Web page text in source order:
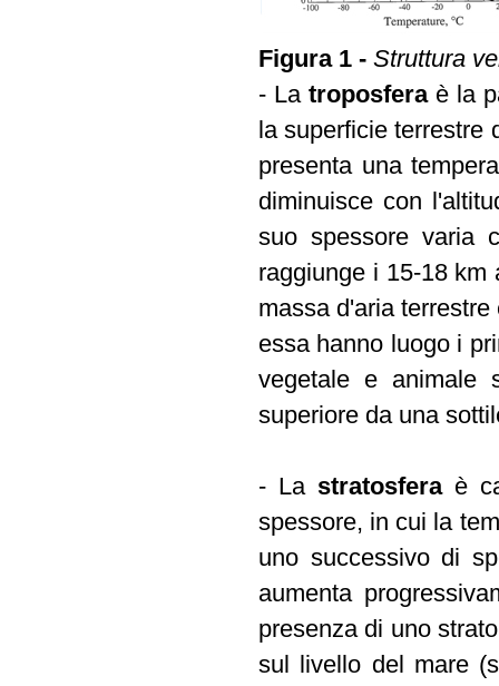
Figura 1 - Struttura
- Latroposfera è la
la superficie terrestre
presenta una
diminuisce con
suo spessore varia
raggiunge i 15-18 km
massa d'aria
essa hanno luogo i
vegetale e animale
superiore da una
- La stratosferaè
spessore, in cui la
uno successivo di
aumenta
presenza di uno
sul livello del mare